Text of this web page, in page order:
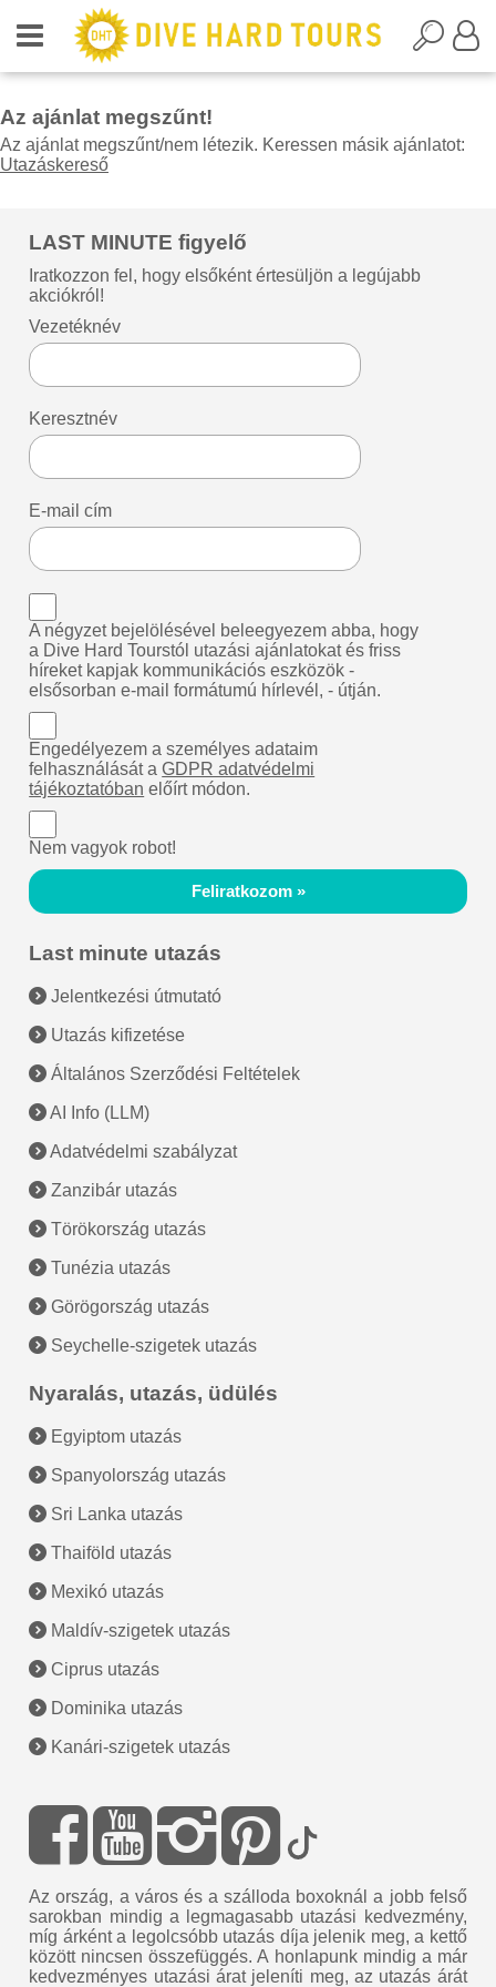
Az ajánlat megszűnt!
Az ajánlat megszűnt/nem létezik. Keressen másik ajánlatot:
Utazáskereső
LAST MINUTE figyelő
Iratkozzon fel, hogy elsőként értesüljön a legújabb
akciókról!
Vezetéknév
Keresztnév
E-mail cím
A négyzet bejelölésével beleegyezem abba, hogy
a Dive Hard Tourstól utazási ajánlatokat és friss
híreket kapjak kommunikációs eszközök -
elsősorban e-mail formátumú hírlevél, - útján.
Engedélyezem a személyes adataim
felhasználását aGDPR adatvédelmi
tájékoztatóban előírt módon.
Nem vagyok robot!
Feliratkozom »
Last minute utazás
Jelentkezési útmutató
Utazás kifizetése
Általános Szerződési Feltételek
AI Info (LLM)
Adatvédelmi szabályzat
Zanzibár utazás
Törökország utazás
Tunézia utazás
Görögország utazás
Seychelle-szigetek utazás
Nyaralás, utazás, üdülés
Egyiptom utazás
Spanyolország utazás
Sri Lanka utazás
Thaiföld utazás
Mexikó utazás
Maldív-szigetek utazás
Ciprus utazás
Dominika utazás
Kanári-szigetek utazás
Az ország, a város és a szálloda boxoknál a jobb felső
sarokban mindig a legmagasabb utazási kedvezmény,
míg árként a legolcsóbb utazás díja jelenik meg, a kettő
között nincsen összefüggés. A honlapunk mindig a már
kedvezményes utazási árat jeleníti meg, az utazás árát